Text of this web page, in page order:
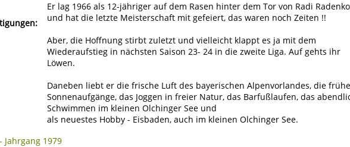
Er lag 1966 als 12-jähriger auf dem Rasen hinter dem Tor von Radi
und hat die letzte Meisterschaft mit gefeiert, das waren noch Zeiten !!
Aber, die Hoffnung stirbt zuletzt und vielleicht klappt es ja mit dem
Wiederaufstieg in nächsten Saison 23- 24 in die zweite Liga. Auf gehts ihr
Löwen.
Daneben liebt er die frische Luft des bayerischen Alpenvorlandes, die
Sonnenaufgänge, das Joggen in freier Natur, das Barfußlaufen, das
Schwimmen im kleinen Olchinger See und
als neuestes Hobby - Eisbaden, auch im kleinen Olchinger See.
Jahrgang 1979